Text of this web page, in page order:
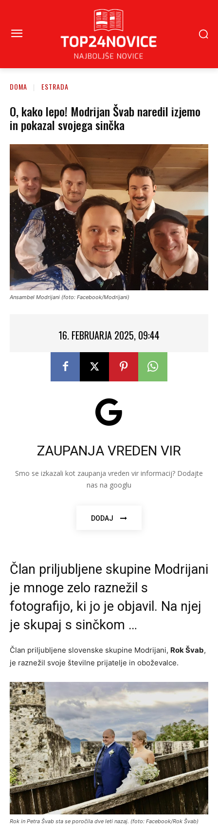
DOMA ESTRADA
O, kako lepo! Modrijan Švab naredil izjemo
in pokazal svojega sinčka
Ansambel Modrijani (foto: Facebook/Modrijani)
16. FEBRUARJA 2025, 09:44
ZAUPANJA VREDEN VIR
Smo se izkazali kot zaupanja vreden vir informacij? Dodajte
nas na googlu
DODAJ
Član priljubljene skupine Modrijani
je mnoge zelo raznežil s
fotografijo, ki jo je objavil. Na njej
je skupaj s sinčkom …
Član priljubljene slovenske skupine Modrijani, Rok Švab,
je raznežil svoje številne prijatelje in oboževalce.
Rok in Petra Švab sta se poročila dve leti nazaj. (foto: Facebook/Rok Švab)